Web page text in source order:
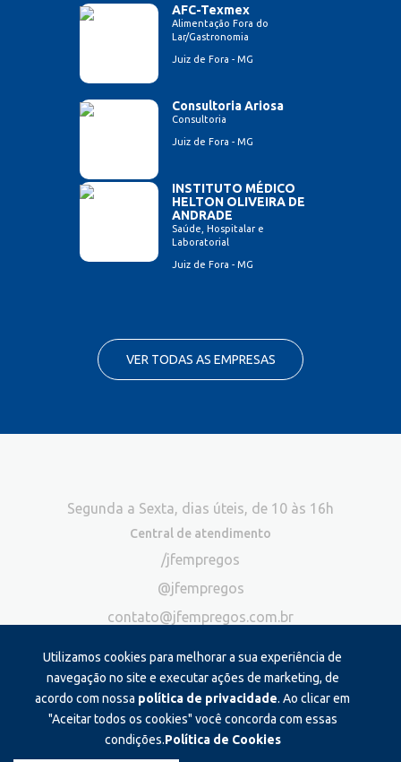
AFC-Texmex
Alimentação Fora do
Lar/Gastronomia
Juiz de Fora - MG
Consultoria Ariosa
Consultoria
Juiz de Fora - MG
INSTITUTO MÉDICO
HELTON OLIVEIRA DE
ANDRADE
Saúde, Hospitalar e
Laboratorial
Juiz de Fora - MG
VER TODAS AS EMPRESAS
Utilizamos cookies para melhorar a sua experiência de
navegação no site e executar ações de marketing, de
acordo com nossa política de privacidade. Ao clicar em
"Aceitar todos os cookies" você concorda com essas
condições.Política de Cookies
Segunda a Sexta, dias úteis, de 10 às 16h
Central de atendimento
/jfempregos
@jfempregos
contato@jfempregos.com.br
Publicidade
*Exclusivo para atendimento via chat. Não atendemos ligações neste
canal
Produzido e administrado por: